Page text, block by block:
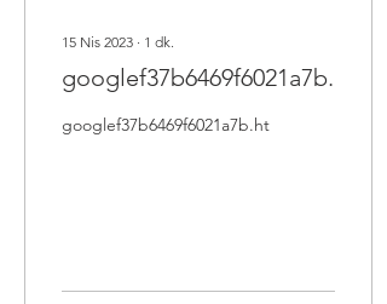
15 Nis 2023 ∙ 1 dk.
googlef37b6469f6021a7b.html
googlef37b6469f6021a7b.html